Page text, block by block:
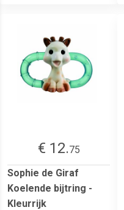
€ 12.75
Sophie de Giraf
Koelende bijtring -
Kleurrijk